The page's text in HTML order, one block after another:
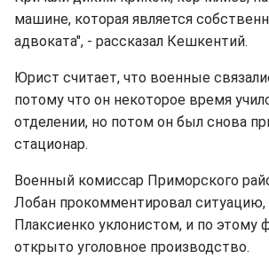
машине, которая является
адвоката", - рассказал Кешкентий.
Юрист считает, что военные
потому что он некоторое время
отделении, но потом он был снова
стационар.
Военный комиссар Приморского
Лобан прокомментировал ситуацию,
Плаксиенко уклонистом, и по этому
открыто уголовное производство.